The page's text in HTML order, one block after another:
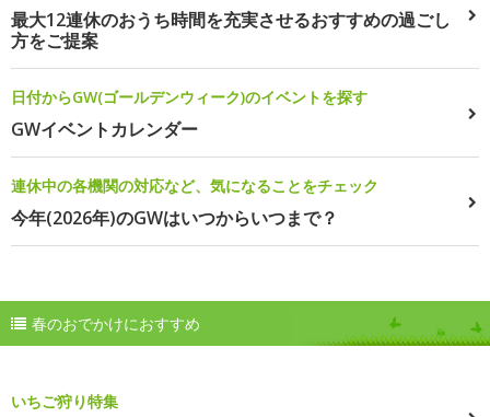
最大12連休のおうち時間を充実させるおすすめの過ごし
方をご提案
日付からGW(ゴールデンウィーク)のイベントを探す
GWイベントカレンダー
連休中の各機関の対応など、気になることをチェック
今年(2026年)のGWはいつからいつまで？
春のおでかけにおすすめ
いちご狩り特集